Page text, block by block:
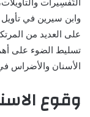
التَّفسِيرات
وابن سيرين في
على العديد من
تسليط الضوء على
الأسنان والأضراس
وقوع